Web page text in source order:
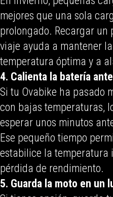
mejores que una sola
prolongado. Recargar un
viaje ayuda a mantener
temperatura óptima y a
4. Calienta la batería
Si tu Ovabike ha pasado
con bajas temperaturas,
esperar unos minutos
Ese pequeño tiempo
estabilice la temperatura
pérdida de rendimiento.
5. Guarda la moto en un